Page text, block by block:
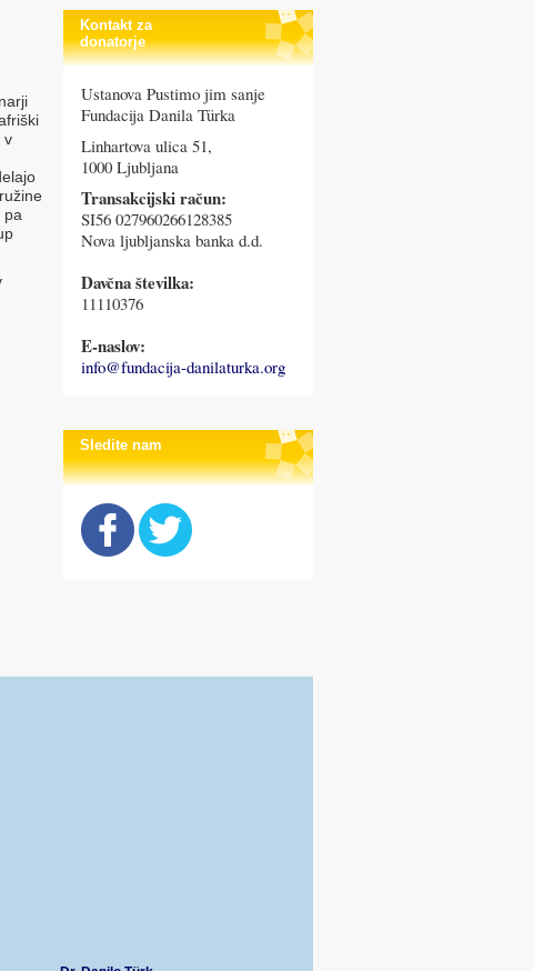
v
pa
Kontakt za
donatorje
Ustanova Pustimo jim sanje
Fundacija Danila Türka
Linhartova ulica 51,
1000 Ljubljana
Transakcijski račun:
SI56 027960266128385
Nova ljubljanska banka d.d.
Davčna številka:
11110376
E-naslov:
info@fundacija-danilaturka.org
Sledite nam